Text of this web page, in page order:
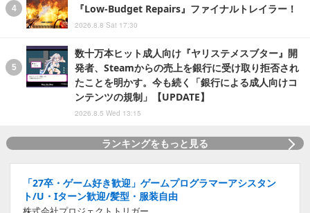
『Low-Budget Repairs』ファイナルトレイラー！
2026.8.8 Sat 17:30
数十万本ヒット成人向け『ヤリステメスブター』開
発者、Steamからの売上を銀行に受け取り拒否され
たことを明かす。今も続く「銀行による成人向けコ
ンテンツの規制」【UPDATE】
2026.8.5 Wed 13:15
ランキングをもっと見る
「27卒・ゲーム好き歓迎」ゲームプログラマーアシスタン
ト/U・Iターン歓迎/髪型・服装自由